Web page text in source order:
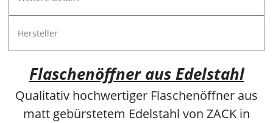
Hersteller
Flaschenöffner aus Edelstahl
Qualitativ hochwertiger Flaschenöffner aus
matt gebürstetem Edelstahl von ZACK in